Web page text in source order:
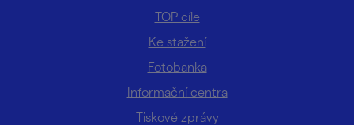
TOP cíle
Ke stažení
Fotobanka
Informační centra
Tiskové zprávy